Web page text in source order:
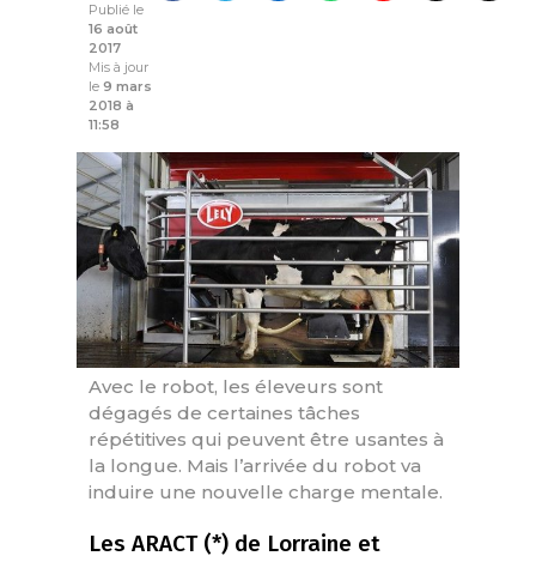
Publié le
16 août
2017
Mis à jour
le 9 mars
2018 à
11:58
Avec le robot, les éleveurs sont
dégagés de certaines tâches
répétitives qui peuvent être usantes à
la longue. Mais l’arrivée du robot va
induire une nouvelle charge mentale.
Les ARACT (*) de Lorraine et